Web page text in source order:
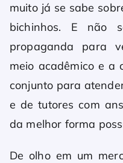
muito já se sabe
bichinhos. E não
propaganda para
meio acadêmico e a
conjunto para
e de tutores com
da melhor forma
De olho em um